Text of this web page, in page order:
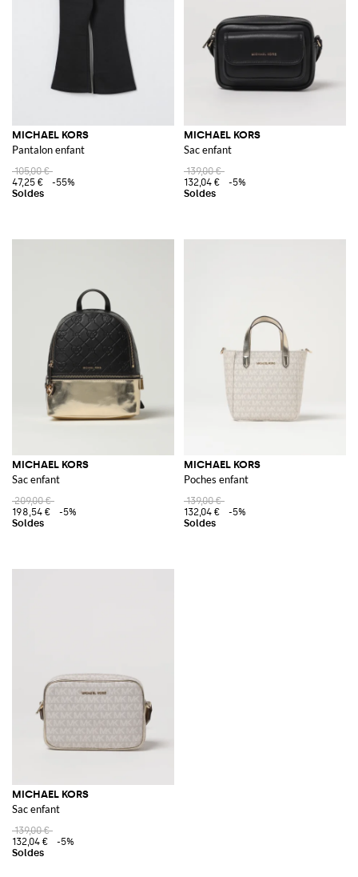
MICHAEL KORS
Pantalon enfant
105,00 €
47,25 €
-55%
MICHAEL KORS
Sac enfant
139,00 €
132,04 €
-5%
MICHAEL KORS
Sac enfant
209,00 €
198,54 €
-5%
MICHAEL KORS
Poches enfant
139,00 €
132,04 €
-5%
MICHAEL KORS
Sac enfant
139,00 €
132,04 €
-5%